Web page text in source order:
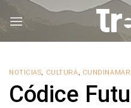
NOTICIAS, CULTURA,
Códice